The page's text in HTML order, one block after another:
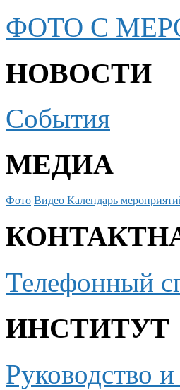
ФОТО С
НОВОСТИ
События
МЕДИА
Фото Видео Календарь
Телефонный
ИНСТИТУТ
Руководство и